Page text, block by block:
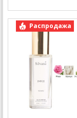
Распродажа